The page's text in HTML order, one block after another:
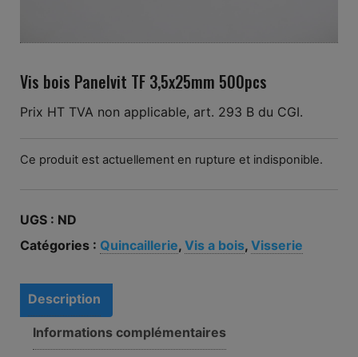
Vis bois Panelvit TF 3,5x25mm 500pcs
Prix HT TVA non applicable, art. 293 B du CGI.
Ce produit est actuellement en rupture et indisponible.
UGS : ND
Catégories : Quincaillerie, Vis a bois, Visserie
Description
Informations complémentaires